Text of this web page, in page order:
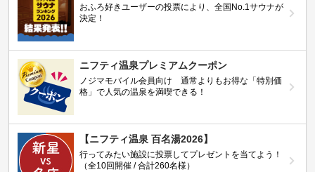
おふろ好きユーザーの投票により、全国No.1サウナが
決定！
ニフティ温泉プレミアムクーポン
ノジマモバイル会員向け 通常よりもお得な「特別価
格」で人気の温泉を満喫できる！
【ニフティ温泉 百名湯2026】
行ってみたい施設に投票してプレゼントを当てよう！
（全10回開催 / 合計260名様）